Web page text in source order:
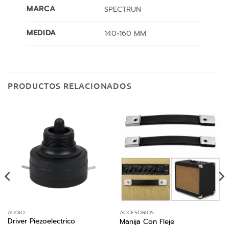
MARCA SPECTRUN
MEDIDA 140×160 MM
PRODUCTOS RELACIONADOS
AUDIO
Driver Piezoelectrico
ACCESORIOS
Manija Con Fleje